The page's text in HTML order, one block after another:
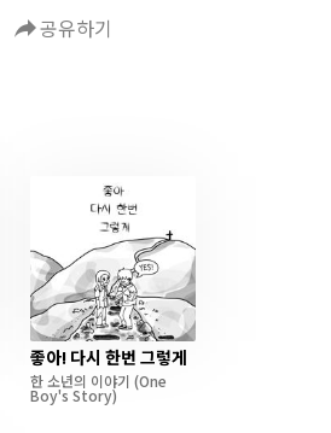
reply공유하기
좋아! 다시 한번 그렇게
한 소년의 이야기 (One
Boy's Story)